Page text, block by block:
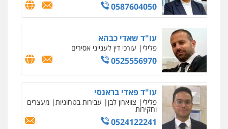
עו"ד אסף דוק
פלילי עבירות מין סמים והימורים פשיעה
חמורה חקירות ומעצרים צווארון לבן והונאה
0526885006
0587604050
עו"ד שאדי כבהא
פלילי עורכי דין לענייני אסירים
0525556970
עו"ד פאדי בראנסי
פלילי צווארון לבן עבירות בטחוניות מעצרים
וחקירות
0524122241